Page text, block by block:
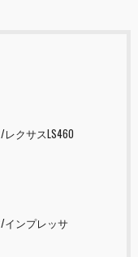
クサスLS460
インプレッサ